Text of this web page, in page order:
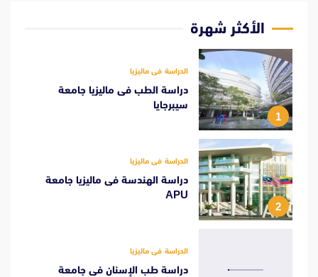
الأكثر شهرة
1
الدراسة فى ماليزيا
دراسة الطب فى ماليزيا جامعة
سيبرجايا
2
الدراسة فى ماليزيا
دراسة الهندسة فى ماليزيا جامعة
APU
الدراسة فى ماليزيا
دراسة طب الإسنان فى جامعة